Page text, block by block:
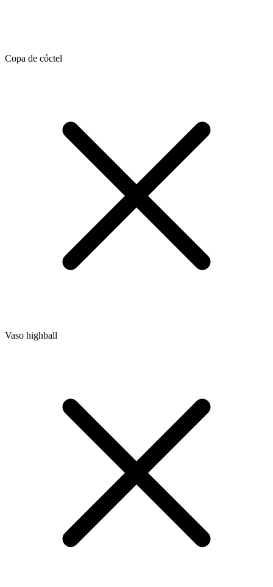
Copa de cóctel
Vaso highball